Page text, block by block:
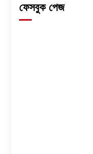
ফেসবুক পেজ